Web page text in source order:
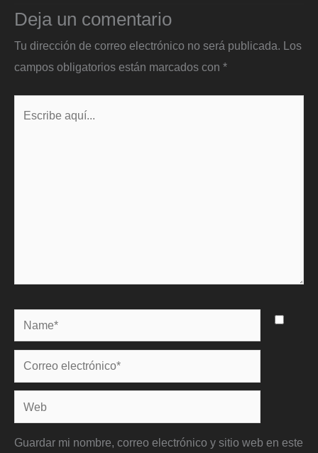
Deja un comentario
Tu dirección de correo electrónico no será publicada. Los
campos obligatorios están marcados con *
Name*
Correo
electrónico*
Web
Guardar mi nombre, correo electrónico y sitio web en este